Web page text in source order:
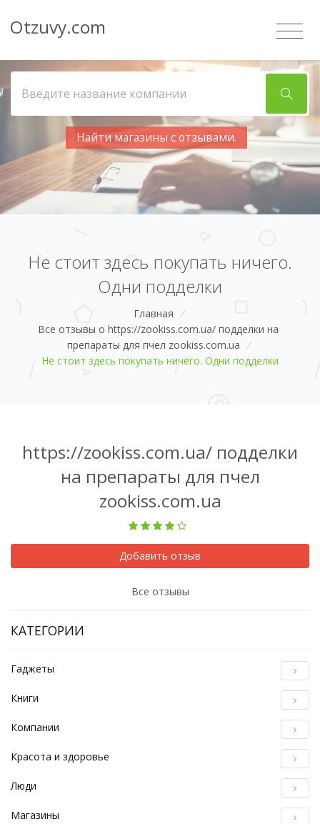
Otzuvy.com
Найти магазины с отзывами.
Не стоит здесь покупать ничего.
Одни подделки
Главная /
Все отзывы о https://zookiss.com.ua/ подделки на
препараты для пчел zookiss.com.ua /
Не стоит здесь покупать ничего. Одни подделки
https://zookiss.com.ua/ подделки
на препараты для пчел
zookiss.com.ua
Добавить отзыв
Все отзывы
КАТЕГОРИИ
Гаджеты
Книги
Компании
Красота и здоровье
Люди
Магазины